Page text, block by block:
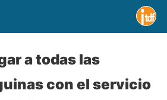
a todas las
con el servicio